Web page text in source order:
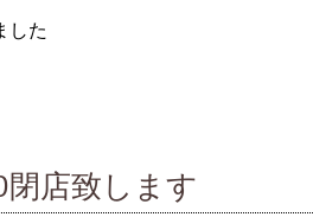
した
店致します